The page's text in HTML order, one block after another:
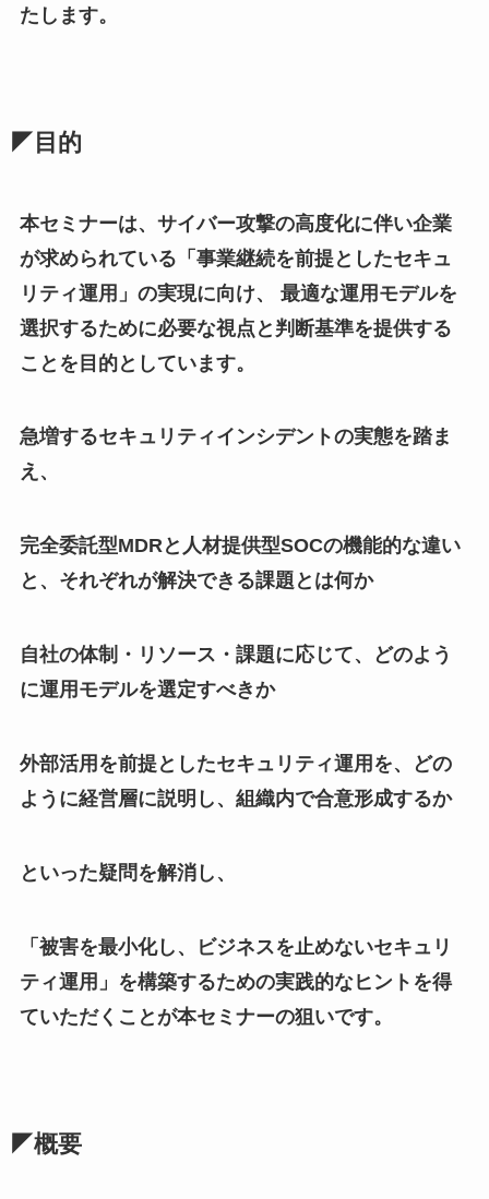
たします。
◤目的
本セミナーは、サイバー攻撃の高度化に伴い企業
が求められている「事業継続を前提としたセキュ
リティ運用」の実現に向け、 最適な運用モデルを
選択するために必要な視点と判断基準を提供する
ことを目的としています。
急増するセキュリティインシデントの実態を踏ま
え、
完全委託型MDRと人材提供型SOCの機能的な違い
と、それぞれが解決できる課題とは何か
自社の体制・リソース・課題に応じて、どのよう
に運用モデルを選定すべきか
外部活用を前提としたセキュリティ運用を、どの
ように経営層に説明し、組織内で合意形成するか
といった疑問を解消し、
「被害を最小化し、ビジネスを止めないセキュリ
ティ運用」を構築するための実践的なヒントを得
ていただくことが本セミナーの狙いです。
◤概要